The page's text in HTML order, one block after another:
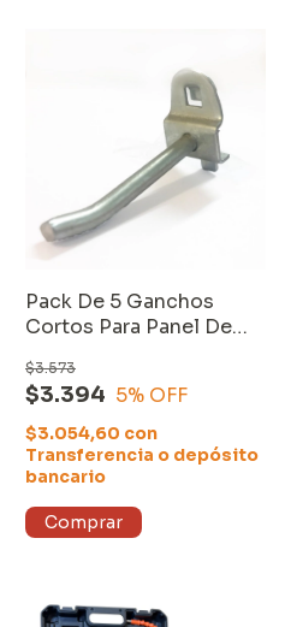
Pack De 5 Ganchos
Cortos Para Panel De
$3.394
$3.573
5% OFF
$3.054,60 con
Transferencia o depósito
bancario